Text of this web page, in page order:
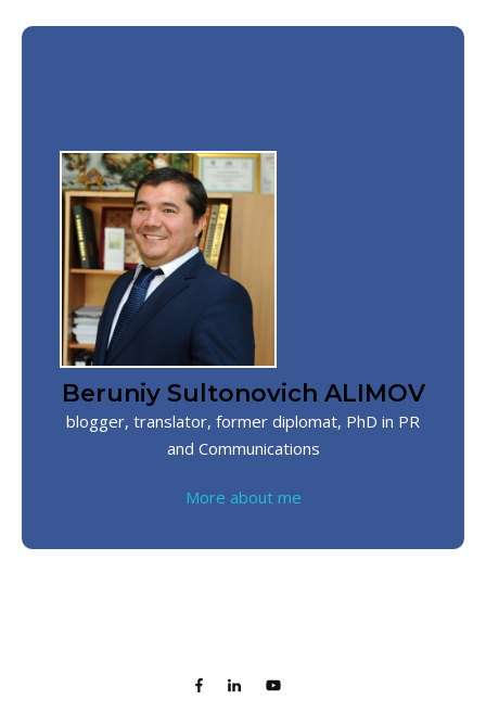
Beruniy Sultonovich ALIMOV
blogger, translator, former diplomat, PhD in PR
and Communications
More about me